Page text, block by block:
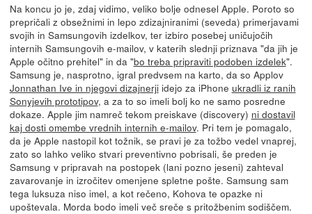
Na koncu jo je, zdaj vidimo, veliko bolje odnesel Apple. Poroto so
prepričali z obsežnimi in lepo zdizajniranimi (seveda) primerjavami
svojih in Samsungovih izdelkov, ter izbiro posebej uničujočih
internih Samsungovih e-mailov, v katerih slednji priznava "da jih je
Apple očitno prehitel" in da "bo treba pripraviti podoben izdelek".
Samsung je, nasprotno, igral predvsem na karto, da so Applov
Jonnathan Ive in njegovi dizajnerjiidejo za iPhone ukradli iz ranih
Sonyjevih prototipov, a za to so imeli bolj ko ne samo posredne
dokaze. Apple jim namreč tekom preiskave (discovery) ni dostavil
kaj dosti omembe vrednih internih e-mailov. Pri tem je pomagalo,
da je Apple nastopil kot tožnik, se pravi je za tožbo vedel vnaprej,
zato so lahko veliko stvari preventivno pobrisali, še preden je
Samsung v pripravah na postopek (lani pozno jeseni) zahteval
zavarovanje in izročitev omenjene spletne pošte. Samsung sam
tega luksuza niso imel, a kot rečeno, Kohova te opazke ni
upoštevala. Morda bodo imeli več sreče s pritožbenim sodiščem.